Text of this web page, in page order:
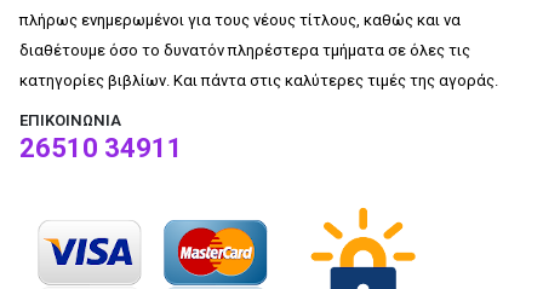
πλήρως ενημερωμένοι για τους νέους τίτλους, καθώς και να
διαθέτουμε όσο το δυνατόν πληρέστερα τμήματα σε όλες τις
κατηγορίες βιβλίων. Και πάντα στις καλύτερες τιμές της αγοράς.
ΕΠΙΚΟΙΝΩΝΊΑ
26510 34911